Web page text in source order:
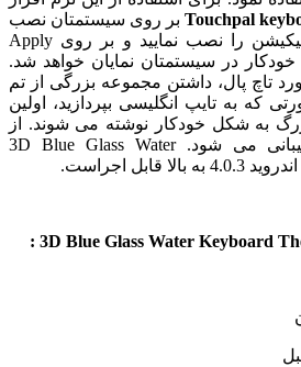
Touchpal بر روی سیستمتان نصب
شده است. سپس این اپلیکیشن را نصب نمایید و بر روی Apply
خودکار در سیستمتان نمایان خواهد شد.
تاچ پال، داشتن مجموعه بزرگی از تم
به تایپ انگلیسی بپردازید، اولین
به شکل خودکار نوشته می شوند. از
150 زبان زنده دنیا پشتیبانی می شود. 3D Blue Glass Water